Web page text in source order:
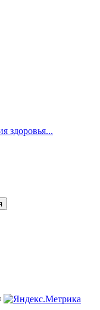
здоровья...